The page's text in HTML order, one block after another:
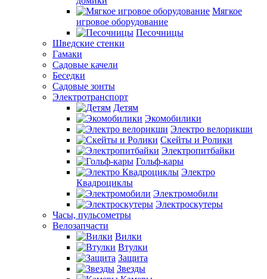
Мягкое
игровое оборудование
Песочницы
Шведские стенки
Гамаки
Садовые качели
Беседки
Садовые зонты
Электротранспорт
Детям
Экомобилики
Электро велорикши
Скейты и Ролики
Электропитбайки
Гольф-кары
Электро
Квадроциклы
Электромобили
Электроскутеры
Часы, пульсометры
Велозапчасти
Вилки
Втулки
Защита
Звезды